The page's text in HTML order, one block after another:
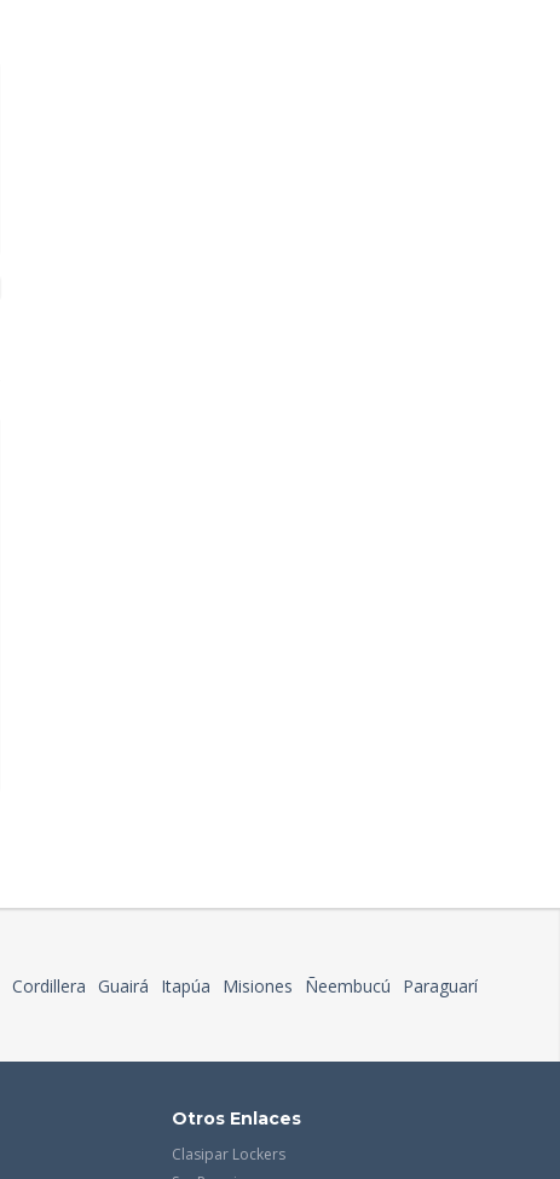
Cordillera Guairá Itapúa Misiones Ñeembucú
Paraguarí
Otros Enlaces
Clasipar Lockers